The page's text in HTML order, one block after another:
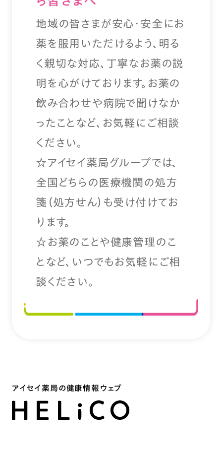
地域の皆さまが安心・安全にお
薬を服用いただけるよう、明る
く親切な対応、丁寧なお薬の説
明を心がけております。お薬の
飲み合わせや病院で聞けなか
ったことなど、お気軽にご相談
ください。
☆アイセイ薬局グループでは、
全国どちらの医療機関の処方
箋（処方せん）も受け付けてお
ります。
☆お薬のことや健康管理のこ
となど、いつでもお気軽にご相
談ください。
アイセイ薬局の健康情報ウェブ